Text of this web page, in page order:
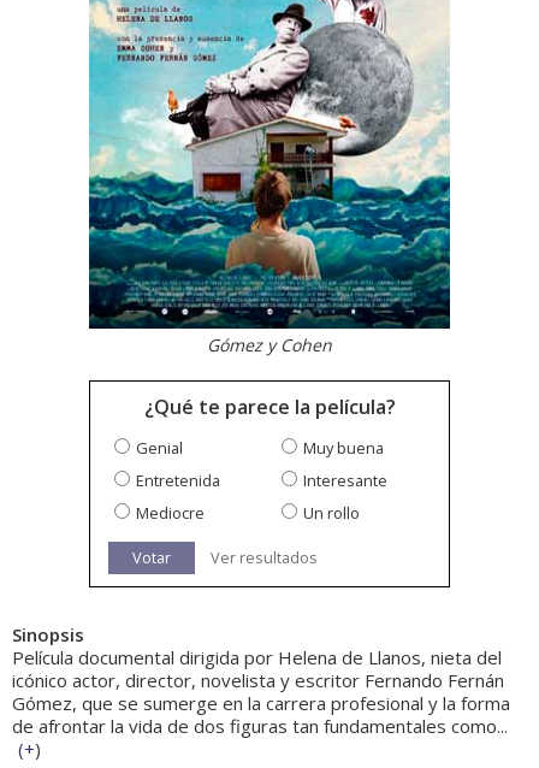
Gómez y Cohen
¿Qué te parece la película?
Genial
Muy buena
Entretenida
Interesante
Mediocre
Un rollo
Votar Ver resultados
Sinopsis
Película documental dirigida por Helena de Llanos, nieta del
icónico actor, director, novelista y escritor Fernando Fernán
Gómez, que se sumerge en la carrera profesional y la forma
de afrontar la vida de dos figuras tan fundamentales como...
(+)